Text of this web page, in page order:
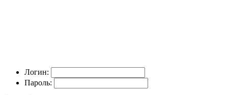
Логин:
Пароль: